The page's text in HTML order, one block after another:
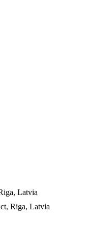
Latvia
Riga, Latvia